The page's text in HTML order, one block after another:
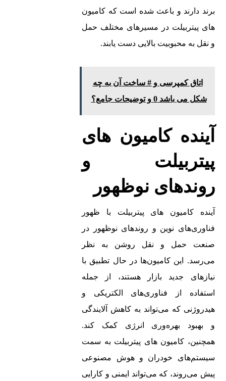
برند دارند و باعث شده است که کامیون‌
های پیتربیلت در مسیرهای مختلف حمل
و نقل به محبوبیت بالایی دست یابند.
اتاق کمپرسی و # ساخت آن به چه
شکل می باشد 0 و توضیحات جامع؟
آینده کامیون‌ های
پیتربیلت و
روندهای نوظهور
آینده کامیون‌ های پیتربیلت با ظهور
فناوری‌های نوین و روندهای نوظهور در
صنعت حمل و نقل روشن به نظر
می‌رسد. این کامیون‌ها در حال تطبیق با
نیازهای جدید بازار هستند، از جمله
استفاده از فناوری‌های الکتریکی و
هیدروژنی که می‌تواند به کاهش آلایندگی
و بهبود بهره‌وری انرژی کمک کند.
همچنین، کامیون‌ های پیتربیلت به سمت
سیستم‌های خودران و هوش مصنوعی
پیش می‌روند، که می‌تواند ایمنی و کارایی